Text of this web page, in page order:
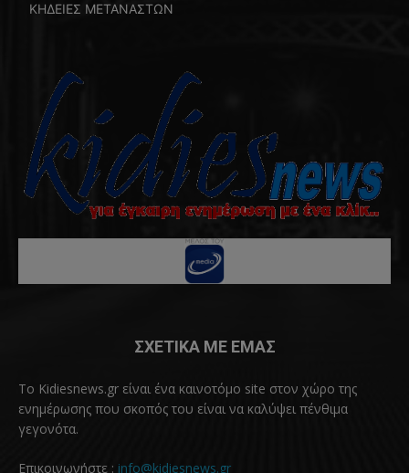
ΚΗΔΕΙΕΣ ΜΕΤΑΝΑΣΤΩΝ
ΣΧΕΤΙΚΑ ΜΕ ΕΜΑΣ
Το Kidiesnews.gr είναι ένα καινοτόμο site στον χώρο της
ενημέρωσης που σκοπός του είναι να καλύψει πένθιμα
γεγονότα.
Επικοινωνήστε : info@kidiesnews.gr